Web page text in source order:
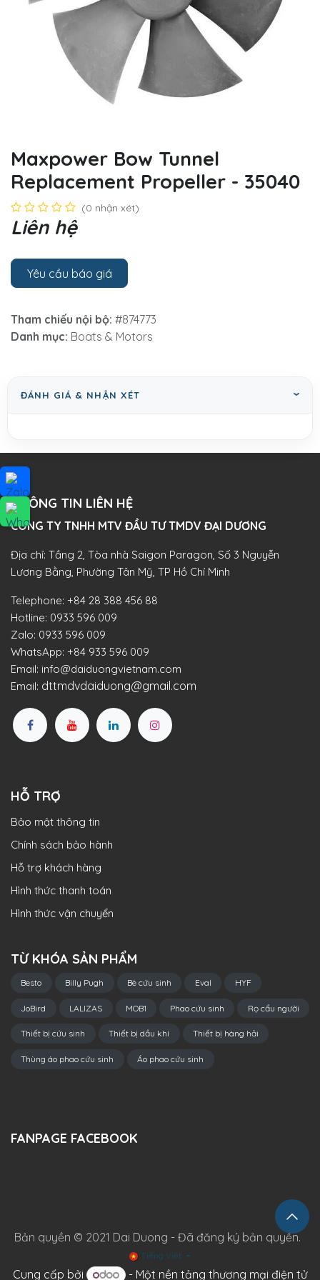
Maxpower Bow Tunnel
Replacement Propeller - 35040
(0 nhận xét)
Liên hệ
Yêu cầu báo giá
Tham chiếu nội bộ: #874773
Danh mục: Boats & Motors
ĐÁNH GIÁ & NHẬN XÉT
THÔNG TIN LIÊN HỆ
CÔNG TY TNHH MTV ĐẦU TƯ TMDV ĐẠI DƯƠNG​
Địa chỉ: Tầng 2, Tòa nhà Saigon Paragon, Số 3 Nguyễn
Lương Bằng, Phường Tân Mỹ, TP Hồ Chí Minh
Telephone: +84 28 388 456 88
Hotline: 0933 596 009
Zalo: 0933 596 009
WhatsApp: +84 933 596 009
Email: info@daiduongvietnam.com
Email: dttmdvdaiduong@gmail.com
HỖ TRỢ
Bảo mật thông tin
Chính sách bảo hành
Hỗ trợ khách hàng
Hình thức thanh toán
Hình thức vận chuyển
TỪ KHÓA SẢN PHẨM
Besto Billy Pugh Bè cứu sinh Eval HYF
JoBird LALIZAS MOB1 Phao cứu sinh Rọ cẩu người
Thiết bị cứu sinh Thiết bị dầu khí Thiết bị hàng hải
Thùng áo phao cứu sinh Áo phao cứu sinh
FANPAGE FACEBOOK
Bản quyền © 2021 Dai Duong - Đã đăng ký bản quyền.
Tiếng Việt
Cung cấp bởi - Một nền tảng thương mại điện tử